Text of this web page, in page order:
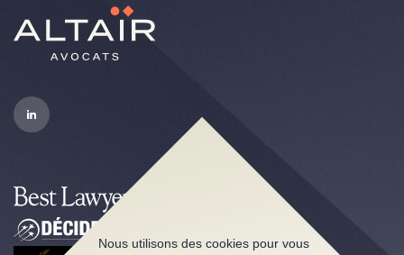
Nous utilisons des cookies pour vous